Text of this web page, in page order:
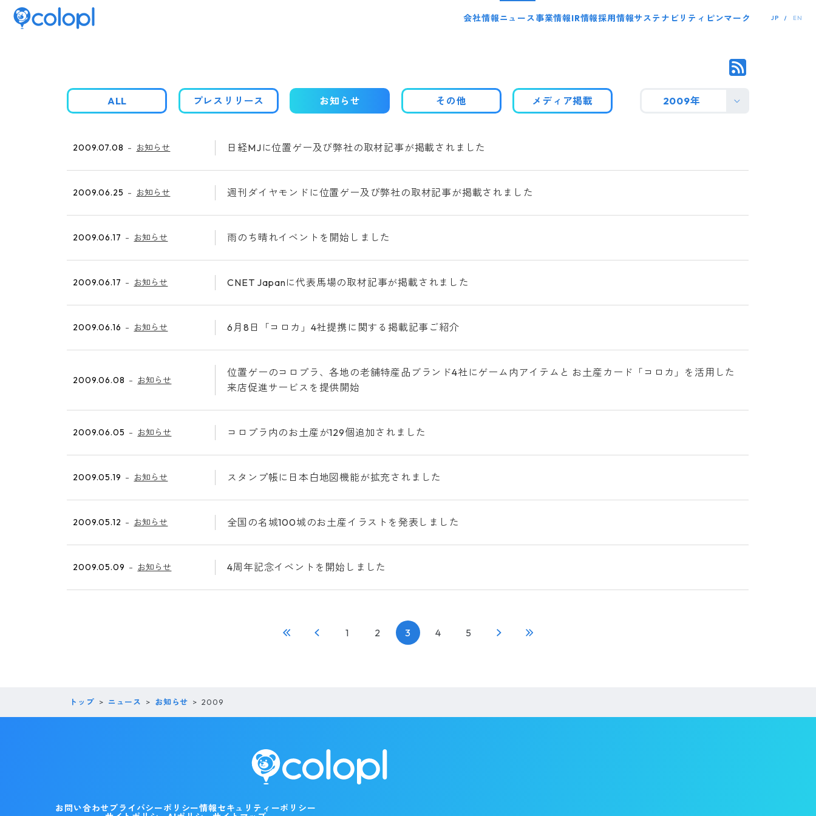
会社情報ニュース事業情報IR情報採用情報サステナビリティ ピンマーク JP EN
ALL プレスリリース お知らせ その他 メディア掲載 2009年
2009.07.08 お知らせ 日経MJに位置ゲー及び弊社の取材記事が掲載されました
2009.06.25 お知らせ 週刊ダイヤモンドに位置ゲー及び弊社の取材記事が掲載されました
2009.06.17 お知らせ 雨のち晴れイベントを開始しました
2009.06.17 お知らせ CNET Japanに代表馬場の取材記事が掲載されました
2009.06.16 お知らせ 6月8日「コロカ」4社提携に関する掲載記事ご紹介
2009.06.08 お知らせ
位置ゲーのコロプラ、各地の老舗特産品ブランド4社にゲーム内アイテムと お土産カード「コロカ」を活用した
来店促進サービスを提供開始
2009.06.05 お知らせ コロプラ内のお土産が129個追加されました
2009.05.19 お知らせ スタンプ帳に日本白地図機能が拡充されました
2009.05.12 お知らせ 全国の名城100城のお土産イラストを発表しました
2009.05.09 お知らせ 4周年記念イベントを開始しました
1 2 3 4 5
トップ ニュース お知らせ 2009
お問い合わせ プライバシーポリシー情報セキュリティーポリシー